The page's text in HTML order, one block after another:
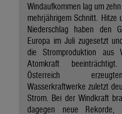
Windaufkommen lag um
mehrjährigem Schnitt. Hitze
Niederschlag haben den
Europa im Juli zugesetzt
die Stromproduktion aus
Atomkraft
Österreich
Wasserkraftwerke zuletzt
Strom. Bei der Windkraft
dagegen neue